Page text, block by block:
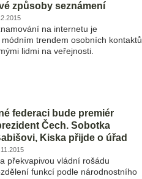
způsoby seznámení
na internetu je
trendem osobních kontaktů
lidmi na veřejnosti.
federaci bude premiér
Čech. Sobotka
Kiska přijde o úřad
překvapivou vládní rošádu
funkcí podle národnostního